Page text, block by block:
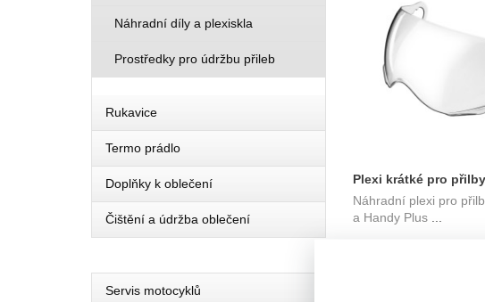
Plexi krátké pro
Plus, CASSIDA
Náhradní plexi pro
a Handy Plus ...
Náhradní díly a plexiskla
Prostředky pro údržbu přileb
Rukavice
Termo prádlo
Doplňky k oblečení
Čištění a údržba oblečení
Servis motocyklů